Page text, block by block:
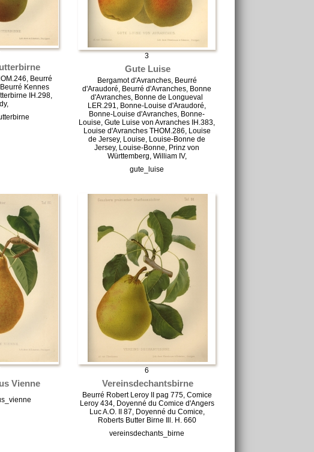
Beurré
Kennes
IH.298,
3
Gute Luise
Bergamot d'Avranches, Beurré
d'Araudoré, Beurré d'Avranches, Bonne
d'Avranches, Bonne de Longueval
LER.291, Bonne-Louise d'Araudoré,
Bonne-Louise d'Avranches, Bonne-
Louise, Gute Luise von Avranches IH.383,
Louise d'Avranches THOM.286, Louise
de Jersey, Louise, Louise-Bonne de
Jersey, Louise-Bonne, Prinz von
Württemberg, William IV,
gute_luise
Vienne
6
Vereinsdechantsbirne
Beurré Robert Leroy II pag 775, Comice
Leroy 434, Doyenné du Comice d'Angers
Luc A.O. II 87, Doyenné du Comice,
Roberts Butter Birne Ill. H. 660
vereinsdechants_birne